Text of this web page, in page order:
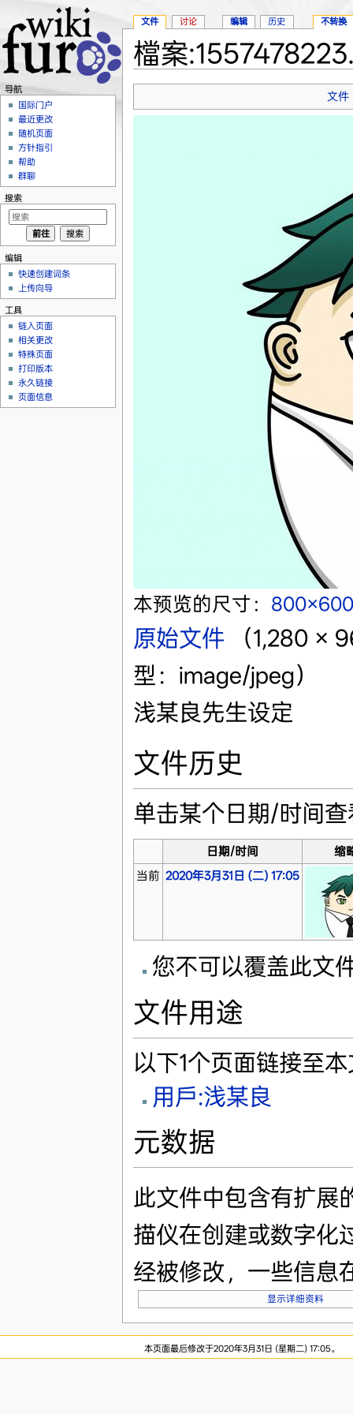
檔案
文件
本预览的尺寸：
原始文件‎
（1,280 ×
型：image/jpeg）
浅某良先生设定
文件历史
单击某个日期/时间
日期/时间
缩
当前 2020年3月31日 (二) 17:05
您不可以覆盖此文
文件用途
以下1个页面链接至
用戶:浅某良
元数据
此文件中包含有扩展
描仪在创建或数字化
经被修改，一些信息
显示详细资料
文件 讨论 编辑 历史 不转换
导航
国际门户
最近更改
随机页面
方针指引
帮助
群聊
搜索
编辑
快速创建词条
上传向导
工具
链入页面
相关更改
特殊页面
打印版本
永久链接
页面信息
本页面最后修改于2020年3月31日 (星期二) 17:05。